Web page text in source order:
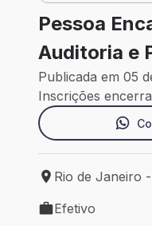
Pessoa
Auditoria e
Publicada em 05
Inscrições
Local de trabalho:
Rio de Janeiro
Tipo de vaga:
Efetivo